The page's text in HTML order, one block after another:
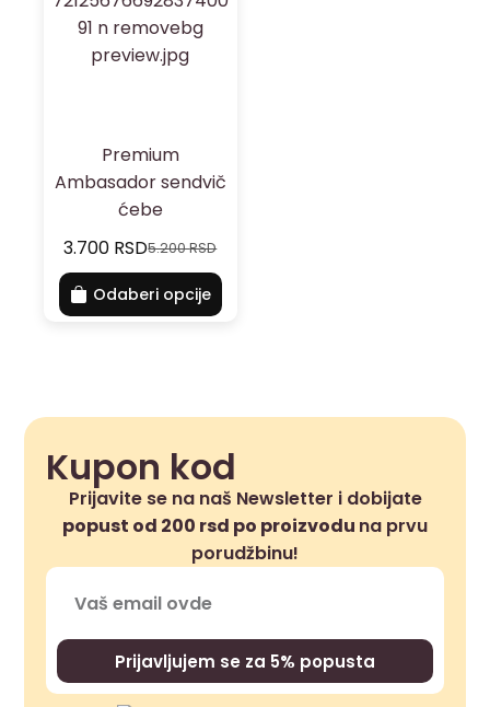
Premium
Ambasador sendvič
ćebe
5.200RSD
3.700 RSD
Odaberi opcije
Kupon kod
Prijavite se na naš Newsletter i dobijate
popust od 200 rsd po proizvodu na prvu
porudžbinu!
Prijavljujem se za 5% popusta